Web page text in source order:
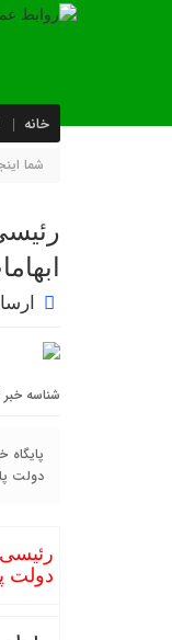
خانه
شما
شناسه خبر : 15490 | تاریخ انتشار : 26 فوریه 2023 -
دولت
دولت